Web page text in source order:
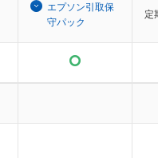
エプソン引取保
守パック
定